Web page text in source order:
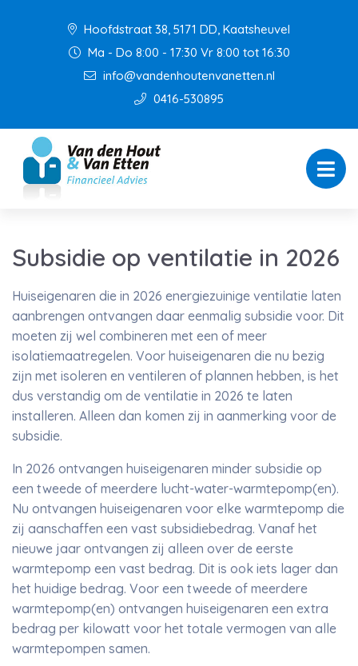
Hoofdstraat 38, 5171 DD, Kaatsheuvel
Ma - Do 8:00 - 17:30 Vr 8:00 tot 16:30
info@vandenhoutenvanetten.nl
0416-530895
Subsidie op ventilatie in 2026
Huiseigenaren die in 2026 energiezuinige ventilatie laten
aanbrengen ontvangen daar eenmalig subsidie voor. Dit
moeten zij wel combineren met een of meer
isolatiemaatregelen. Voor huiseigenaren die nu bezig
zijn met isoleren en ventileren of plannen hebben, is het
dus verstandig om de ventilatie in 2026 te laten
installeren. Alleen dan komen zij in aanmerking voor de
subsidie.
In 2026 ontvangen huiseigenaren minder subsidie op
een tweede of meerdere lucht-water-warmtepomp(en).
Nu ontvangen huiseigenaren voor elke warmtepomp die
zij aanschaffen een vast subsidiebedrag. Vanaf het
nieuwe jaar ontvangen zij alleen over de eerste
warmtepomp een vast bedrag. Dit is ook iets lager dan
het huidige bedrag. Voor een tweede of meerdere
warmtepomp(en) ontvangen huiseigenaren een extra
bedrag per kilowatt voor het totale vermogen van alle
warmtepompen samen.